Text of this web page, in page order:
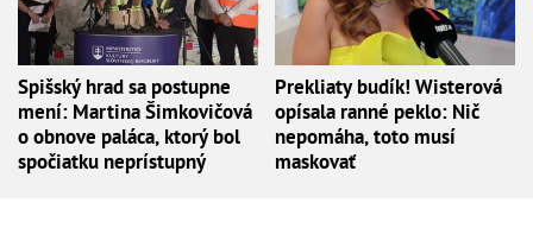
Spišský hrad sa postupne
mení: Martina Šimkovičová
o obnove paláca, ktorý bol
spočiatku neprístupný
Prekliaty budík! Wisterová
opísala ranné peklo: Nič
nepomáha, toto musí
maskovať